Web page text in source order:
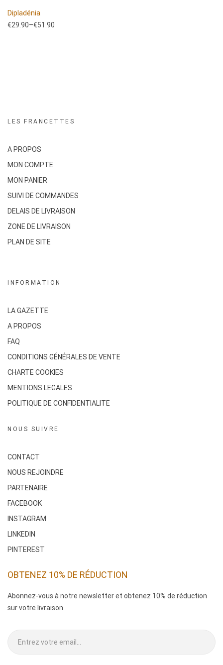
Dipladénia
€29.90–€51.90
LES FRANCETTES
A PROPOS
MON COMPTE
MON PANIER
SUIVI DE COMMANDES
DELAIS DE LIVRAISON
ZONE DE LIVRAISON
PLAN DE SITE
INFORMATION
LA GAZETTE
A PROPOS
FAQ
CONDITIONS GÉNÉRALES DE VENTE
CHARTE COOKIES
MENTIONS LEGALES
POLITIQUE DE CONFIDENTIALITE
NOUS SUIVRE
CONTACT
NOUS REJOINDRE
PARTENAIRE
FACEBOOK
INSTAGRAM
LINKEDIN
PINTEREST
OBTENEZ 10% DE RÉDUCTION
Abonnez-vous à notre newsletter et obtenez 10% de réduction
sur votre livraison